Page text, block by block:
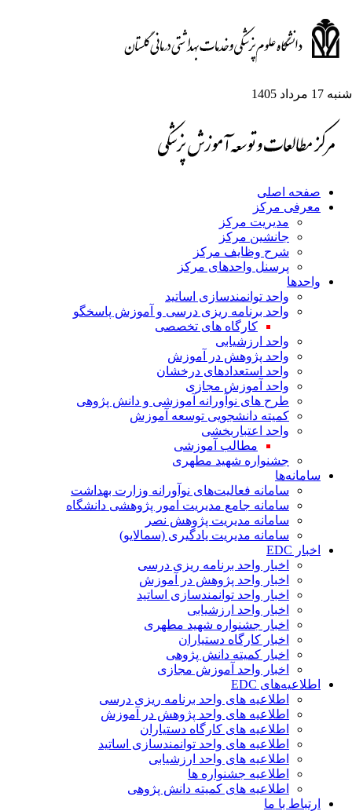
مرداد 1405
صفحه اصلی
معرفی مرکز
مدیریت مرکز
جانشین مرکز
شرح وظایف مرکز
پرسنل واحدهای مرکز
واحدها
واحد توانمندسازی اساتید
واحد برنامه ریزی درسی و آموزش پاسخگو
کارگاه های تخصصی
واحد ارزشیابی
واحد پژوهش در آموزش
واحد استعدادهای درخشان
واحد آموزش مجازی
طرح های نوآورانه آموزشی و دانش پژوهی
کمیته دانشجویی توسعه آموزش
واحد اعتباربخشی
مطالب آموزشی
جشنواره شهید مطهری
سامانه‌ها
سامانه فعالیت‌های نوآورانه وزارت بهداشت
سامانه جامع مدیریت امور پژوهشی دانشگاه
سامانه مدیریت پژوهش نصر
سامانه مدیریت یادگیری (سمالایو)
اخبار EDC
اخبار واحد برنامه ریزی درسی
اخبار واحد پژوهش در آموزش
اخبار واحد توانمندسازی اساتید
اخبار واحد ارزشیابی
اخبار جشنواره شهید مطهری
اخبار کارگاه دستیاران
اخبار کمیته دانش پژوهی
اخبار واحد آموزش مجازی
اطلاعیه‌های EDC
اطلاعیه های واحد برنامه ریزی درسی
اطلاعیه های واحد پژوهش در آموزش
اطلاعیه های کارگاه دستیاران
اطلاعیه های واحد توانمندسازی اساتید
اطلاعیه های واحد ارزشیابی
اطلاعیه جشنواره ها
اطلاعیه های کمیته دانش پژوهی
ارتباط با ما